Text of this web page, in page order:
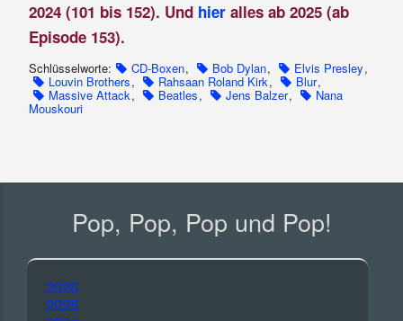
2024 (101 bis 152). Und hier alles ab 2025 (ab
Episode 153).
Schlüsselworte: CD-Boxen, Bob Dylan, Elvis Presley,
Louvin Brothers, Rahsaan Roland Kirk, Blur,
Massive Attack, Beatles, Jens Balzer, Nana
Mouskouri
Pop, Pop, Pop und Pop!
2026
2025